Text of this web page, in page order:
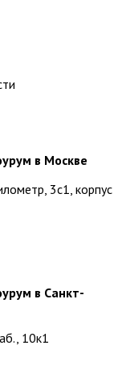
в Москве
3с1, корпус
в Санкт-
10к1